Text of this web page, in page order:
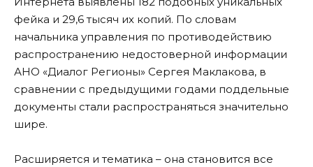
фейка и 29,6 тысяч их копий. По словам
начальника управления по противодействию
распространению недостоверной информации
АНО «Диалог Регионы» Сергея Маклакова, в
сравнении с предыдущими годами поддельные
документы стали распространяться значительно
шире.
Расширяется и тематика – она становится все